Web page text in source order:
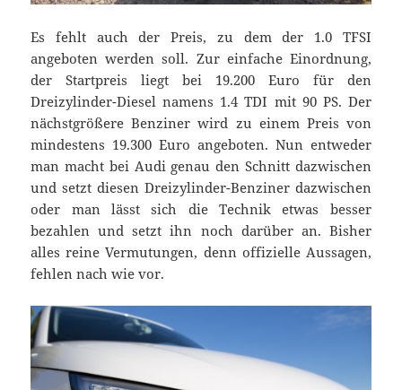
Es fehlt auch der Preis, zu dem der 1.0 TFSI
angeboten werden soll. Zur einfache Einordnung,
der Startpreis liegt bei 19.200 Euro für den
Dreizylinder-Diesel namens 1.4 TDI mit 90 PS. Der
nächstgrößere Benziner wird zu einem Preis von
mindestens 19.300 Euro angeboten. Nun entweder
man macht bei Audi genau den Schnitt dazwischen
und setzt diesen Dreizylinder-Benziner dazwischen
oder man lässt sich die Technik etwas besser
bezahlen und setzt ihn noch darüber an. Bisher
alles reine Vermutungen, denn offizielle Aussagen,
fehlen nach wie vor.